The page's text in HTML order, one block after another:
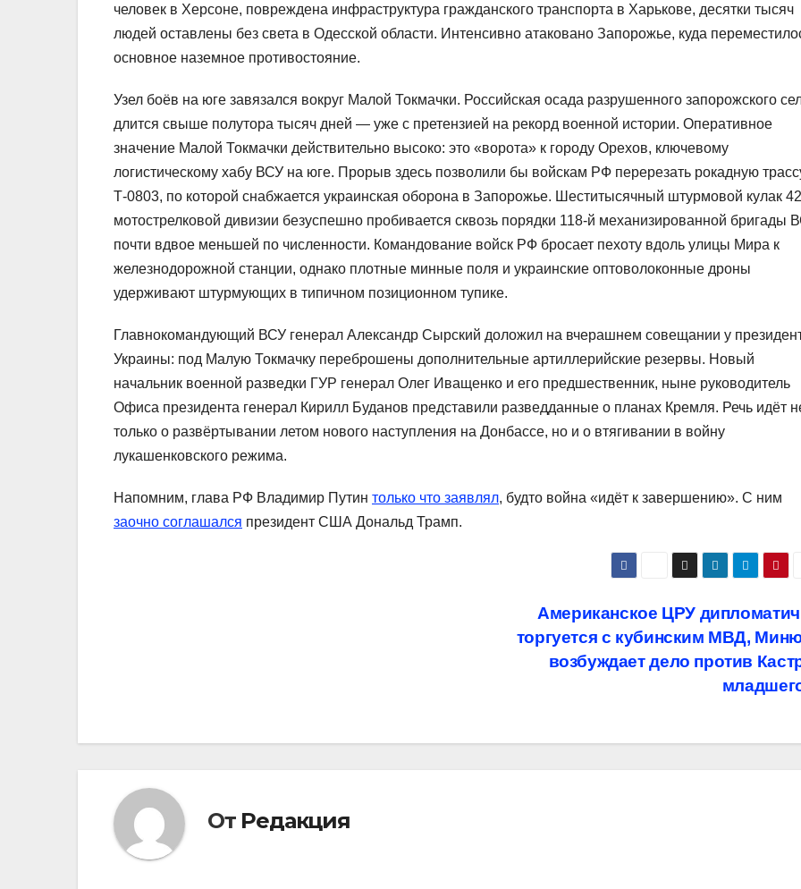
человек в Херсоне, повреждена инфраструктура гражданского транспорта в Харькове, десятки тысяч
людей оставлены без света в Одесской области. Интенсивно атаковано Запорожье, куда
основное наземное противостояние.
Узел боёв на юге завязался вокруг Малой Токмачки. Российская осада разрушенного запорожского
длится свыше полутора тысяч дней — уже с претензией на рекорд военной истории. Оперативное
значение Малой Токмачки действительно высоко: это «ворота» к городу Орехов, ключевому
логистическому хабу ВСУ на юге. Прорыв здесь позволили бы войскам РФ перерезать рокадную
Т-0803, по которой снабжается украинская оборона в Запорожье. Шеститысячный штурмовой кулак
мотострелковой дивизии безуспешно пробивается сквозь порядки 118-й механизированной бригады
почти вдвое меньшей по численности. Командование войск РФ бросает пехоту вдоль улицы Мира к
железнодорожной станции, однако плотные минные поля и украинские оптоволоконные дроны
удерживают штурмующих в типичном позиционном тупике.
Главнокомандующий ВСУ генерал Александр Сырский доложил на вчерашнем совещании у
Украины: под Малую Токмачку переброшены дополнительные артиллерийские резервы. Новый
начальник военной разведки ГУР генерал Олег Иващенко и его предшественник, ныне руководитель
Офиса президента генерал Кирилл Буданов представили разведданные о планах Кремля. Речь идёт
только о развёртывании летом нового наступления на Донбассе, но и о втягивании в войну
лукашенковского режима.
Напомним, глава РФ Владимир Путин только что заявлял, будто война «идёт к завершению». С ним
заочно соглашался президент США Дональд Трамп.
Американское ЦРУ
торгуется с кубинским МВД,
возбуждает дело против
От Редакция